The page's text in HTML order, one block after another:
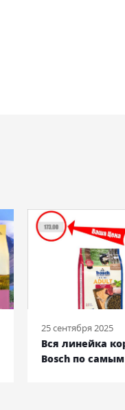
25 сентября 2025
Вся линейка
Bosch по самым